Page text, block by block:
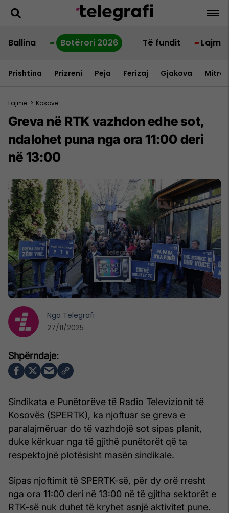
Ballina Botërori 2026 Të fundit Lajme
Prishtina Prizreni Peja Ferizaj Gjakova
Lajme > Kosovë
Greva në RTK vazhdon edhe sot,
ndalohet puna nga ora 11:00 deri
në 13:00
Sindikata e Punëtorëve të Radio Televizionit të
Kosovës (SPERTK), ka njoftuar se greva e
paralajmëruar do të vazhdojë sot sipas planit,
duke kërkuar nga të gjithë punëtorët që ta
respektojnë plotësisht masën sindikale.
Sipas njoftimit të SPERTK-së, për dy orë rresht
nga ora 11:00 deri në 13:00 në të gjitha sektorët e
RTK-së nuk duhet të kryhet asnjë aktivitet pune.
Nga Telegrafi
27/11/2025